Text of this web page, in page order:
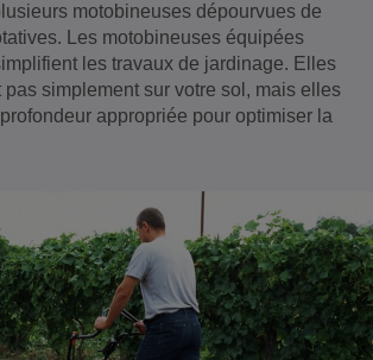
motobineuses dépourvues de
Les motobineuses équipées
les travaux de jardinage. Elles
pas simplement sur votre sol, mais elles
appropriée pour optimiser la